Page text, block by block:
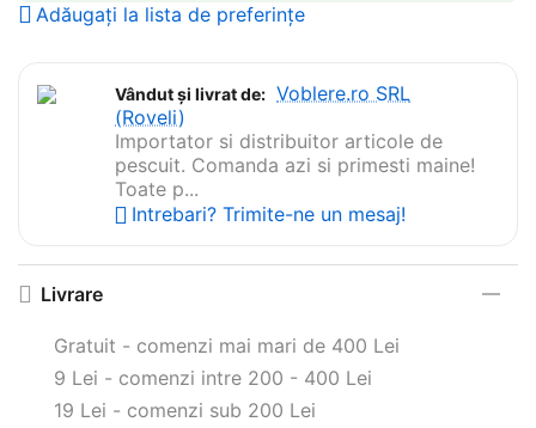
Adăugați la lista de preferințe
Vândut și livrat de: Voblere.ro SRL
(Roveli)
Importator si distribuitor articole de
pescuit. Comanda azi si primesti maine!
Toate p...
Intrebari? Trimite-ne un mesaj!
Livrare
Gratuit - comenzi mai mari de 400 Lei
9 Lei - comenzi intre 200 - 400 Lei
19 Lei - comenzi sub 200 Lei